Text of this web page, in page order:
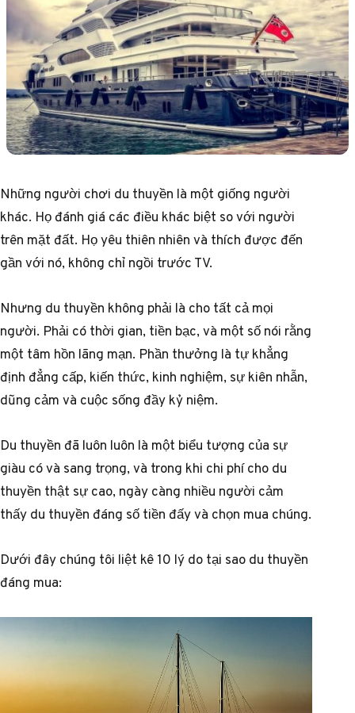
Những người chơi du thuyền là một giống người
khác. Họ đánh giá các điều khác biệt so với người
trên mặt đất. Họ yêu thiên nhiên và thích được đến
gần với nó, không chỉ ngồi trước TV.
Nhưng du thuyền không phải là cho tất cả mọi
người. Phải có thời gian, tiền bạc, và một số nói rằng
một tâm hồn lãng mạn. Phần thưởng là tự khẳng
định đẳng cấp, kiến thức, kinh nghiệm, sự kiên nhẫn,
dũng cảm và cuộc sống đầy kỷ niệm.
Du thuyền đã luôn luôn là một biểu tượng của sự
giàu có và sang trọng, và trong khi chi phí cho du
thuyền thật sự cao, ngày càng nhiều người cảm
thấy du thuyền đáng số tiền đấy và chọn mua chúng.
Dưới đây chúng tôi liệt kê 10 lý do tại sao du thuyền
đáng mua: